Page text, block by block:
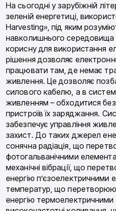
На сьогодні у зарубіжній
зеленій енергетиці,
Harvesting», під яким
навколишнього середовища
корисну для використання
рішення дозволяє
працювати там, де немає
живлення. Це дозволяє
силового кабелю, а в
живленням – обходитися без
пристроїв їх заряджання.
забезпечує управління
захист. До таких джерел
сонячна радіація, що
фотогальванічними
механічні вібрації, що
енергію
температур, що
енергію